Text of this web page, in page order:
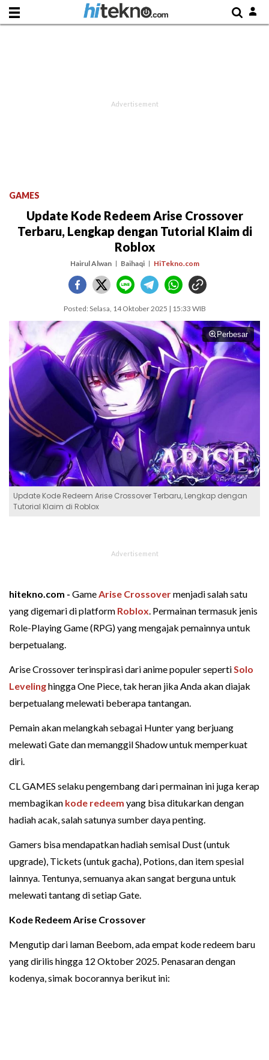
GAMES
Update Kode Redeem Arise Crossover
Terbaru, Lengkap dengan Tutorial Klaim di
Roblox
Hairul Alwan Baihaqi HiTekno.com
Posted: Selasa, 14 Oktober 2025 | 15:33 WIB
Perbesar
Update Kode Redeem Arise Crossover Terbaru, Lengkap dengan
Tutorial Klaim di Roblox
hitekno.com - GameArise Crossovermenjadi salah satu
yang digemari di platform Roblox. Permainan termasuk jenis
Role-Playing Game (RPG) yang mengajak pemainnya untuk
berpetualang.
Arise Crossover terinspirasi dari anime populer sepertiSolo
Levelinghingga One Piece, tak heran jika Anda akan diajak
berpetualang melewati beberapa tantangan.
Pemain akan melangkah sebagai Hunter yang berjuang
melewati Gate dan memanggil Shadow untuk memperkuat
diri.
CL GAMES selaku pengembang dari permainan ini juga kerap
membagikan kode redeem yang bisa ditukarkan dengan
hadiah acak, salah satunya sumber daya penting.
Gamers bisa mendapatkan hadiah semisal Dust (untuk
upgrade), Tickets (untuk gacha), Potions, dan item spesial
lainnya. Tentunya, semuanya akan sangat berguna untuk
melewati tantang di setiap Gate.
Kode Redeem Arise Crossover
Mengutip dari laman Beebom, ada empat kode redeem baru
yang dirilis hingga 12 Oktober 2025. Penasaran dengan
kodenya, simak bocorannya berikut ini: